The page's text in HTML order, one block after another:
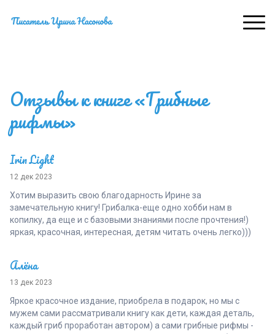
Отзывы к книге «Грибные
рифмы»
Irin Light
12 дек 2023
Хотим выразить свою благодарность Ирине за
замечательную книгу! Грибалка-еще одно хобби нам в
копилку, да еще и с базовыми знаниями после прочтения!)
яркая, красочная, интересная, детям читать очень легко)))
Алёна
13 дек 2023
Яркое красочное издание, приобрела в подарок, но мы с
мужем сами рассматривали книгу как дети, каждая деталь,
каждый гриб проработан автором) а сами грибные рифмы -